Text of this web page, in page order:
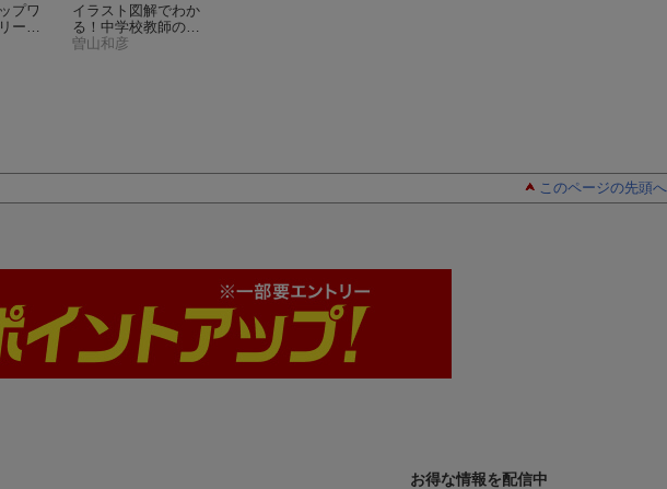
プワ
ー
yume
イラスト図解でわか
る！中学校教師の仕
事術超入門
曽山和彦
このページの先頭へ
お得な情報を配信中